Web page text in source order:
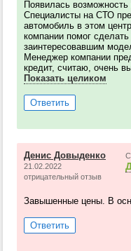
Появилась
Специалисты на СТО
автомобиль в этом
компании помог
заинтересовавшим
Менеджер компании
кредит, считаю, очень
Показать целиком
Ответить
Денис Довыденко
21.02.2022
отрицательный отзыв
Завышенные цены. В
Ответить